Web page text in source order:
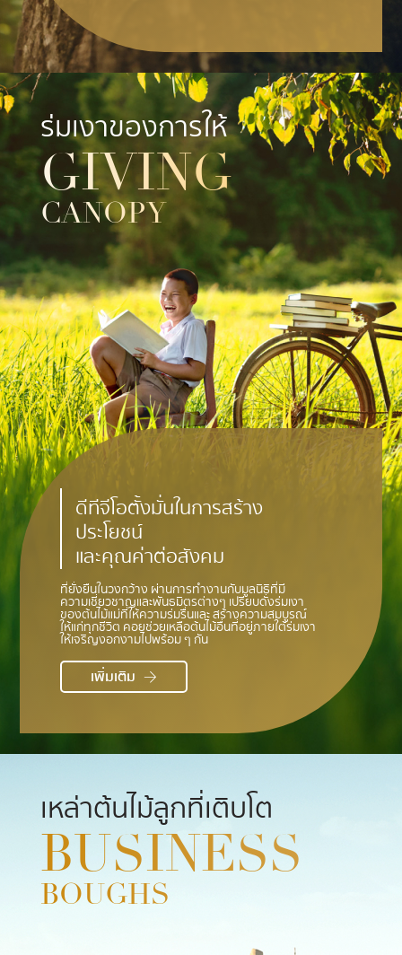
ร่มเงาของการให้
GIVING
CANOPY
ดีทีจีโอตั้งมั่นในการสร้าง
ประโยชน์
และคุณค่าต่อสังคม
ที่ยั่งยืนในวงกว้าง ผ่านการทำงานกับมูลนิธิที่มี
ความเชี่ยวชาญและพันธมิตรต่างๆ เปรียบดั่งร่มเงา
ของต้นไม้แม่ที่ให้ความร่มรื่นและ สร้างความสมบูรณ์
ให้แก่ทุกชีวิต คอยช่วยเหลือต้นไม้อื่นที่อยู่ภายใต้ร่มเงา
ให้เจริญงอกงามไปพร้อม ๆ กัน
เพิ่มเติม
เหล่าต้นไม้ลูกที่เติบโต
BUSINESS
BOUGHS